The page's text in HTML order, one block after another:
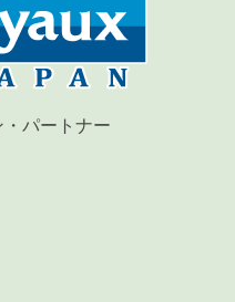
パートナー